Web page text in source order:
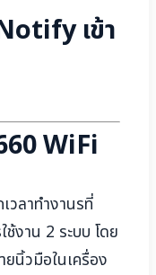
เข้า
WiFi
วลาทำงานรที่
งาน 2 ระบบ โดย
ยนิ้วมือในเครื่อง